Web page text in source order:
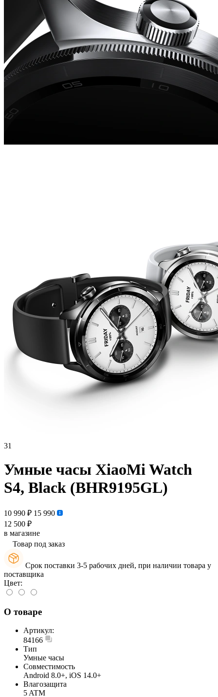
31
Умные часы XiaoMi Watch
S4, Black (BHR9195GL)
10 990 ₽ 15 990
12 500 ₽
в магазине
Товар под заказ
Срок поставки 3-5 рабочих дней, при наличии товара у
поставщика
Цвет:
О товаре
Артикул:
84166
Тип
Умные часы
Совместимость
Android 8.0+, iOS 14.0+
Влагозащита
5 ATM